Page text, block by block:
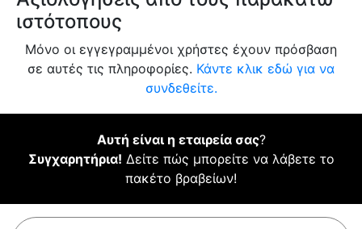
ιστότοπους
Μόνο οι εγγεγραμμένοι χρήστες έχουν πρόσβαση
σε αυτές τις πληροφορίες. Κάντε κλικ εδώ για να
συνδεθείτε.
Αυτή είναι η εταιρεία σας?
Συγχαρητήρια! Δείτε πώς μπορείτε να λάβετε το
πακέτο βραβείων!